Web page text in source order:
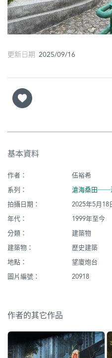
巴
士
教
更新日期 2025/09/16
基本資料
作者：
伍裕希
系列：
滄海桑田──
拍攝日期：
2025年5月18
年代：
1999年至今
分類：
建築物
建築物：
歷史建築
地點：
望廈炮台
圖片編號：
20918
作者的其它作品